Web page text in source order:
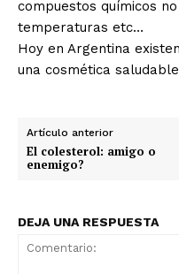
compuestos químicos
temperaturas etc…
Hoy en Argentina
una cosmética
Artículo anterior
El colesterol: amigo o
enemigo?
DEJA UNA RESPUESTA